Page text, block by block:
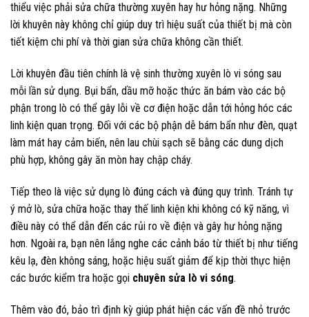
thiểu việc phải sửa chữa thường xuyên hay hư hỏng nặng. Những
lời khuyên này không chỉ giúp duy trì hiệu suất của thiết bị mà còn
tiết kiệm chi phí và thời gian sửa chữa không cần thiết.
Lời khuyên đầu tiên chính là vệ sinh thường xuyên lò vi sóng sau
mỗi lần sử dụng. Bụi bẩn, dầu mỡ hoặc thức ăn bám vào các bộ
phận trong lò có thể gây lỗi về cơ điện hoặc dẫn tới hỏng hóc các
linh kiện quan trọng. Đối với các bộ phận dễ bám bẩn như đèn, quạt
làm mát hay cảm biến, nên lau chùi sạch sẽ bằng các dung dịch
phù hợp, không gây ăn mòn hay chập cháy.
Tiếp theo là việc sử dụng lò đúng cách và đúng quy trình. Tránh tự
ý mở lò, sửa chữa hoặc thay thế linh kiện khi không có kỹ năng, vì
điều này có thể dẫn đến các rủi ro về điện và gây hư hỏng nặng
hơn. Ngoài ra, bạn nên lắng nghe các cảnh báo từ thiết bị như tiếng
kêu lạ, đèn không sáng, hoặc hiệu suất giảm để kịp thời thực hiện
các bước kiểm tra hoặc gọi chuyên sửa lò vi sóng.
Thêm vào đó, bảo trì định kỳ giúp phát hiện các vấn đề nhỏ trước